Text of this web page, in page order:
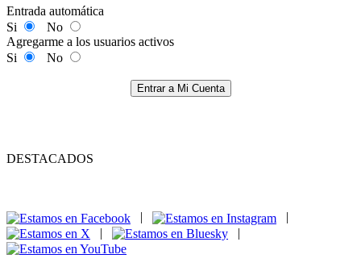
Entrada automática
Si
No
Agregarme a los usuarios activos
Si
No
Entrar a Mi Cuenta
DESTACADOS
|
|